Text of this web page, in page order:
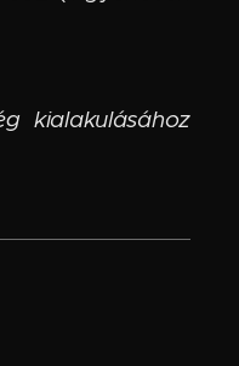
kialakulásához